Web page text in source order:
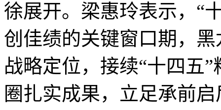
徐展开。梁惠玲表示，“
创佳绩的关键窗口期，
战略定位，接续“十四五
圈扎实成果，立足承前